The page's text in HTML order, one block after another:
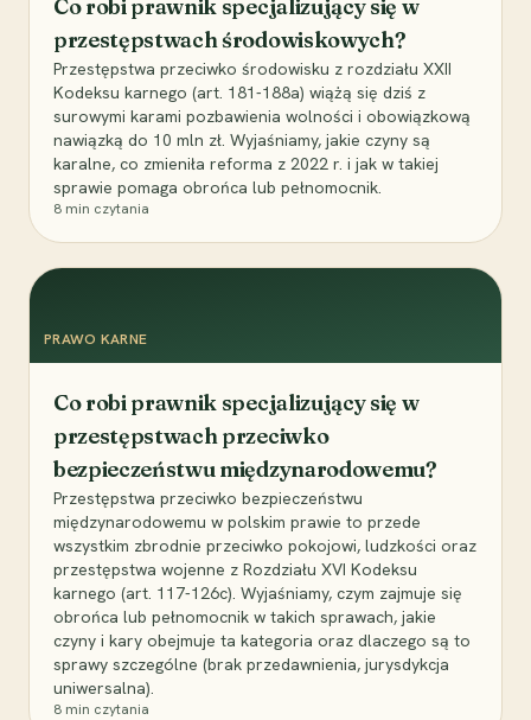
Co robi prawnik specjalizujący się w
przestępstwach środowiskowych?
Przestępstwa przeciwko środowisku z rozdziału XXII
Kodeksu karnego (art. 181-188a) wiążą się dziś z
surowymi karami pozbawienia wolności i obowiązkową
nawiązką do 10 mln zł. Wyjaśniamy, jakie czyny są
karalne, co zmieniła reforma z 2022 r. i jak w takiej
sprawie pomaga obrońca lub pełnomocnik.
8 min czytania
PRAWO KARNE
Co robi prawnik specjalizujący się w
przestępstwach przeciwko
bezpieczeństwu międzynarodowemu?
Przestępstwa przeciwko bezpieczeństwu
międzynarodowemu w polskim prawie to przede
wszystkim zbrodnie przeciwko pokojowi, ludzkości oraz
przestępstwa wojenne z Rozdziału XVI Kodeksu
karnego (art. 117-126c). Wyjaśniamy, czym zajmuje się
obrońca lub pełnomocnik w takich sprawach, jakie
czyny i kary obejmuje ta kategoria oraz dlaczego są to
sprawy szczególne (brak przedawnienia, jurysdykcja
uniwersalna).
8 min czytania